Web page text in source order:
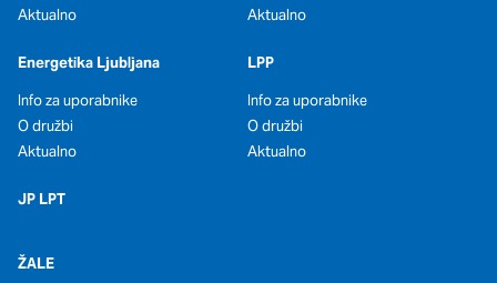
Aktualno
Energetika Ljubljana
Info za uporabnike
O družbi
Aktualno
JP LPT
ŽALE
Aktualno
LPP
Info za uporabnike
O družbi
Aktualno
Potrdi moje izbire
DOVOLI VSE